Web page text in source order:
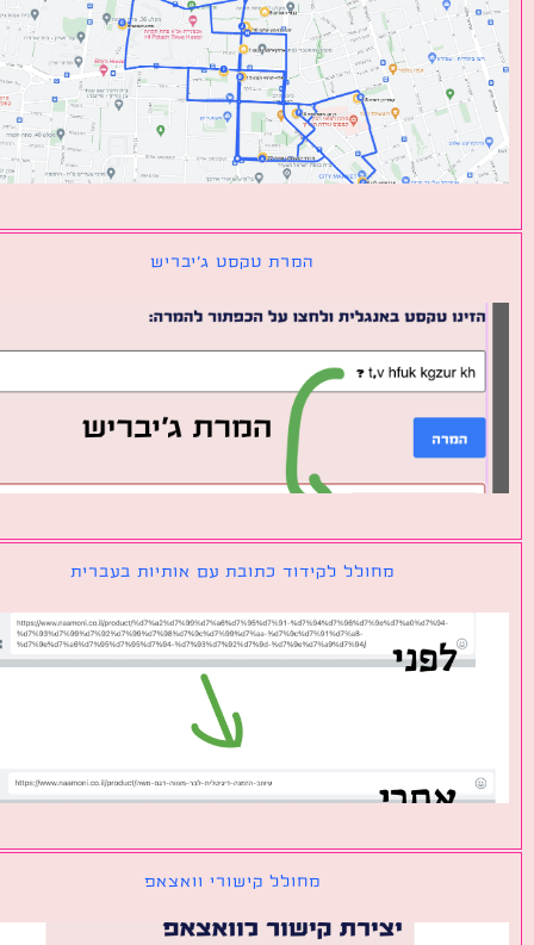
המרת טקסט ג׳יבריש
מחולל לקידוד כתובת עם אותיות בעברית
מחולל קישורי וואצאפ